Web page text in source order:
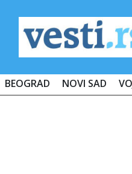
BEOGRAD NOVI SAD